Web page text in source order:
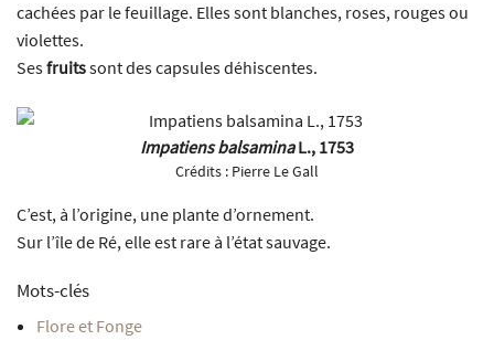
cachées par le feuillage. Elles sont blanches, roses, rouges ou
violettes.
Sesfruitssont des capsules déhiscentes.
Impatiens balsaminaL., 1753
Crédits : Pierre Le Gall
C’est, à l’origine, une plante d’ornement.
Sur l’île de Ré, elle est rare à l’état sauvage.
Mots-clés
Flore et Fonge